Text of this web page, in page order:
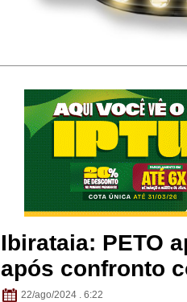
Ibirataia: PETO
após confronto
22/ago/2024 . 6:22